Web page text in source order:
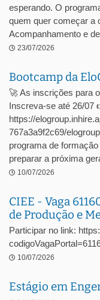
esperando. O
quem quer começar a
Acompanhamento e
23/07/2026
Bootcamp da
🚀 As inscrições para
Inscreva-se até 26/07
https://
767a3a9f2c69/
programa de
preparar a próxima
10/07/2026
CIEE - Vaga
de Produção e
Participar no link:
10/07/2026
Estágio em